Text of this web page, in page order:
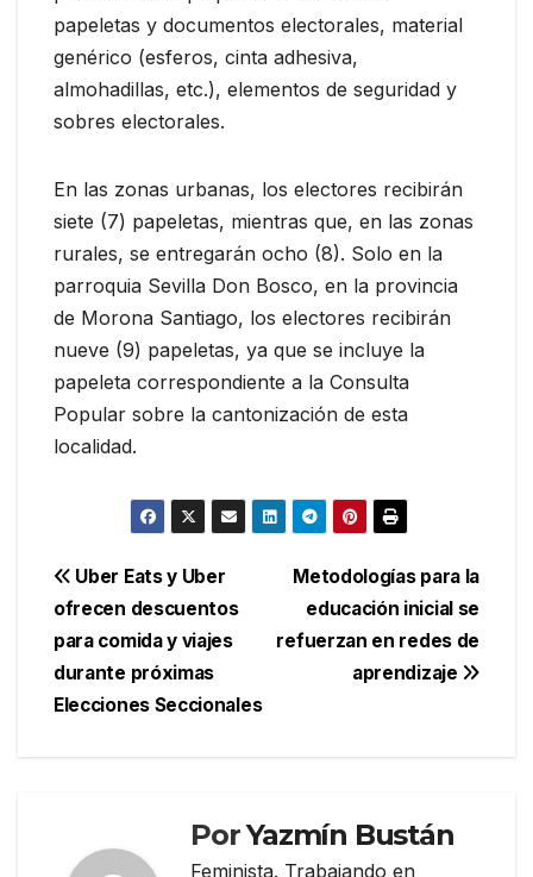
papeletas y documentos electorales, material
genérico (esferos, cinta adhesiva,
almohadillas, etc.), elementos de seguridad y
sobres electorales.
En las zonas urbanas, los electores recibirán
siete (7) papeletas, mientras que, en las zonas
rurales, se entregarán ocho (8). Solo en la
parroquia Sevilla Don Bosco, en la provincia
de Morona Santiago, los electores recibirán
nueve (9) papeletas, ya que se incluye la
papeleta correspondiente a la Consulta
Popular sobre la cantonización de esta
localidad.
Navegación
de
entradas
Metodologías para la
educación inicial se
refuerzan en redes de
aprendizaje
Uber Eats y Uber
ofrecen descuentos
para comida y viajes
durante próximas
Elecciones Seccionales
PorYazmín Bustán
Feminista. Trabajando en